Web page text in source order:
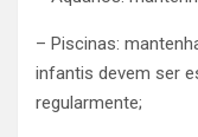
– Piscinas:
infantis devem ser
regularmente;